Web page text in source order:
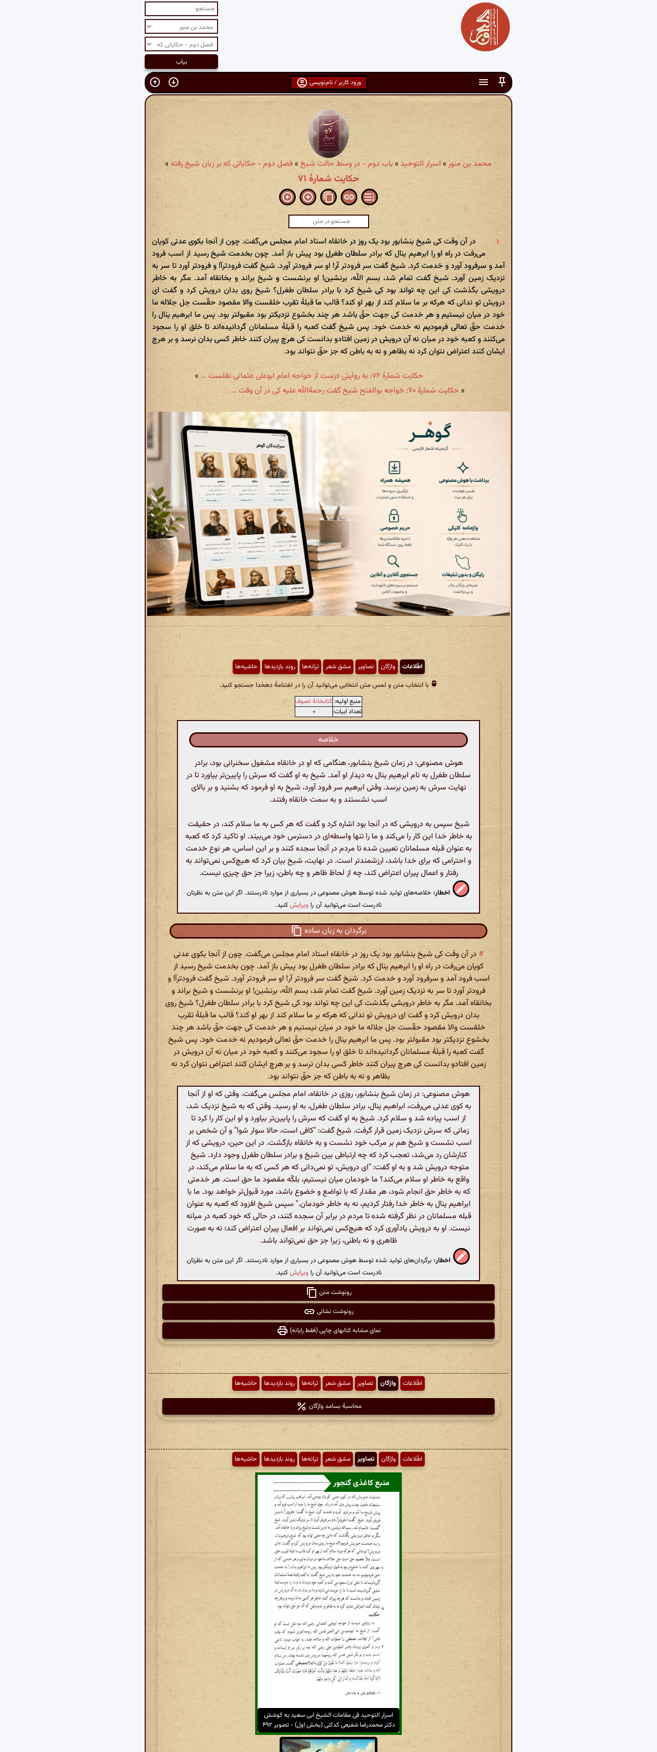
ورود کاربر / نام‌نویسی
محمد بن منور»اسرار التوحید » باب دوم - در وسط حالت شیخ»فصل دوم - حکایاتی که بر زبان شیخ رفته»
حکایت شمارهٔ ۷۱
در آن وقت کی شیخ بنشابور بود یک روز در خانقاه استاد امام مجلس می‌گفت. چون از آنجا بکوی عدنی کویان
می‌رفت در راه او را ابرهیم ینال که برادر سلطان طغرل بود پیش باز آمد. چون بخدمت شیخ رسید از اسب فرود
آمد و سرفرود آورد و خدمت کرد. شیخ گفت سر فرودتر آر! او سر فرودتر آورد. شیخ گفت فرودترآ! و فرودتر آورد تا سر به
نزدیک زمین آورد. شیخ گفت تمام شد، بسم اللّه، برنشین! او برنشست و شیخ براند و بخانقاه آمد. مگر به خاطر
درویشی بگذشت کی این چه تواند بود کی شیخ کرد با برادر سلطان طغرل؟ شیخ روی بدان درویش کرد و گفت ای
درویش تو ندانی که هرکه بر ما سلام کند از بهر او کند؟ قالب ما قبلۀ تقرب خلقست والا مقصود حقّست جل جلاله ما
خود در میان نیستیم و هر خدمت کی جهت حقّ باشد هر چند بخشوع نزدیکتر بود مقبولتر بود. پس ما ابرهیم ینال را
خدمت حقّ تعالی فرمودیم نه خدمت خود. پس شیخ گفت کعبه را قبلۀ مسلمانان گردانیده‌اند تا خلق او را سجود
می‌کنند و کعبه خود در میان نه آن درویش در زمین افتادو بدانست کی هرچ پیران کنند خاطر کسی بدان نرسد و بر هرچ
ایشان کنند اعتراض نتوان کرد نه بظاهر و نه به باطن که جز حقّ نتواند بود.
حکایت شمارهٔ ۷۲: به روایتی درست از خواجه امام ابوعلی عثمانی نقلست ...
»
« حکایت شمارهٔ ۷۰: خواجه بوالفتح شیخ گفت رحمةاللّه علیه کی در آن وقت ...
اطّلاعات واژگان تصاویر مشق شعر ترانه‌ها روند بازدیدها حاشیه‌ها
با انتخاب متن و لمس متن انتخابی می‌توانید آن را در لغتنامهٔ دهخدا جستجو کنید.
منبع اولیه: کتابخانهٔ تصوف
تعداد ابیات:
۰
خلاصه
هوش مصنوعی: در زمان شیخ بنشابور، هنگامی که او در خانقاه مشغول سخنرانی بود، برادر
سلطان طغرل به نام ابرهیم ینال به دیدار او آمد. شیخ به او گفت که سرش را پایین‌تر بیاورد تا در
نهایت سرش به زمین برسد. وقتی ابرهیم سر فرود آورد، شیخ به او فرمود که بشنید و بر بالای
اسب نشستند و به سمت خانقاه رفتند.
شیخ سپس به درویشی که در آنجا بود اشاره کرد و گفت که هر کس به ما سلام کند، در حقیقت
به خاطر خدا این کار را می‌کند و ما را تنها واسطه‌ای در دسترس خود می‌بیند. او تاکید کرد که کعبه
به عنوان قبله مسلمانان تعیین شده تا مردم در آنجا سجده کنند و بر این اساس، هر نوع خدمت
و احترامی که برای خدا باشد، ارزشمندتر است. در نهایت، شیخ بیان کرد که هیچ‌کس نمی‌تواند به
رفتار و اعمال پیران اعتراض کند، چه از لحاظ ظاهر و چه باطن، زیرا جز حق چیزی نیست.
اخطار: خلاصه‌های تولید شده توسط هوش مصنوعی در بسیاری از موارد نادرستند. اگر این متن به نظرتان
نادرست است می‌توانید آن را ویرایشکنید.
برگردان به زبان ساده
# در آن وقت کی شیخ بنشابور بود یک روز در خانقاه استاد امام مجلس می‌گفت. چون از آنجا بکوی عدنی
کویان می‌رفت در راه او را ابرهیم ینال که برادر سلطان طغرل بود پیش باز آمد. چون بخدمت شیخ رسید از
اسب فرود آمد و سرفرود آورد و خدمت کرد. شیخ گفت سر فرودتر آر! او سر فرودتر آورد. شیخ گفت فرودترآ! و
فرودتر آورد تا سر به نزدیک زمین آورد. شیخ گفت تمام شد، بسم اللّه، برنشین! او برنشست و شیخ براند و
بخانقاه آمد. مگر به خاطر درویشی بگذشت کی این چه تواند بود کی شیخ کرد با برادر سلطان طغرل؟ شیخ روی
بدان درویش کرد و گفت ای درویش تو ندانی که هرکه بر ما سلام کند از بهر او کند؟ قالب ما قبلۀ تقرب
خلقست والا مقصود حقّست جل جلاله ما خود در میان نیستیم و هر خدمت کی جهت حقّ باشد هر چند
بخشوع نزدیکتر بود مقبولتر بود. پس ما ابرهیم ینال را خدمت حقّ تعالی فرمودیم نه خدمت خود. پس شیخ
گفت کعبه را قبلۀ مسلمانان گردانیده‌اند تا خلق او را سجود می‌کنند و کعبه خود در میان نه آن درویش در
زمین افتادو بدانست کی هرچ پیران کنند خاطر کسی بدان نرسد و بر هرچ ایشان کنند اعتراض نتوان کرد نه
بظاهر و نه به باطن که جز حقّ نتواند بود.
هوش مصنوعی: در زمان شیخ بنشابور، روزی در خانقاه، امام مجلس می‌گفت. وقتی که او از آنجا
به کوی عدنی می‌رفت، ابراهیم ینال، برادر سلطان طغرل، به او رسید. وقتی که به شیخ نزدیک شد،
از اسب پیاده شد و سلام کرد. شیخ به او گفت که سرش را پایین‌تر بیاورد و او این کار را کرد تا
زمانی که سرش نزدیک زمین قرار گرفت. شیخ گفت: "کافی است، حالا سوار شو!" و آن شخص بر
اسب نشست و شیخ هم بر مرکب خود نشست و به خانقاه بازگشت. در این حین، درویشی که از
کنارشان رد می‌شد، تعجب کرد که چه ارتباطی بین شیخ و برادر سلطان طغرل وجود دارد. شیخ
متوجه درویش شد و به او گفت: "ای درویش، تو نمی‌دانی که هر کسی که به ما سلام می‌کند، در
واقع به خاطر او سلام می‌کند؟ ما خودمان میان نیستیم، بلکّه مقصود ما حق است. هر خدمتی
که به خاطر حق انجام شود، هر مقدار که با تواضع و خضوع باشد، مورد قبول‌تر خواهد بود. ما با
ابراهیم ینال به خاطر خدا رفتار کردیم، نه به خاطر خودمان." سپس شیخ افزود که کعبه به عنوان
قبله مسلمانان در نظر گرفته شده تا مردم در برابر آن سجده کنند، در حالی که خود کعبه در میانه
نیست. او به درویش یادآوری کرد که هیچ‌کس نمی‌تواند بر افعال پیران اعتراض کند؛ نه به صورت
ظاهری و نه باطنی، زیرا جز حق نمی‌تواند باشد.
اخطار: برگردان‌های تولید شده توسط هوش مصنوعی در بسیاری از موارد نادرستند. اگر این متن به نظرتان
نادرست است می‌توانید آن را ویرایشکنید.
رونوشت متن
رونوشت نشانی
نمای مشابه کتابهای چاپی (فقط رایانه)
اطّلاعات واژگان تصاویر مشق شعر ترانه‌ها روند بازدیدها حاشیه‌ها
محاسبهٔ بسامد واژگان
اطّلاعات واژگان تصاویر مشق شعر ترانه‌ها روند بازدیدها حاشیه‌ها
منبع کاغذی گنجور
اسرار التوحید فی مقامات الشیخ ابی سعید به کوشش
دکتر محمدرضا شفیعی کدکنی (بخش اول) - تصویر ۴۹۲